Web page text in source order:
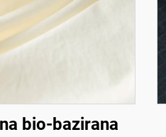
bio-bazirana